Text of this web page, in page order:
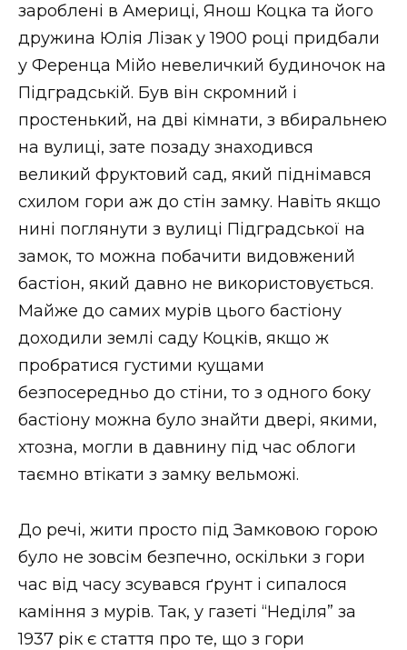
зароблені в Америці, Янош Коцка та його
дружина Юлія Лізак у 1900 році придбали
у Ференца Мійо невеличкий будиночок на
Підградській. Був він скромний і
простенький, на дві кімнати, з вбиральнею
на вулиці, зате позаду знаходився
великий фруктовий сад, який піднімався
схилом гори аж до стін замку. Навіть якщо
нині поглянути з вулиці Підградської на
замок, то можна побачити видовжений
бастіон, який давно не використовується.
Майже до самих мурів цього бастіону
доходили землі саду Коцків, якщо ж
пробратися густими кущами
безпосередньо до стіни, то з одного боку
бастіону можна було знайти двері, якими,
хтозна, могли в давнину під час облоги
таємно втікати з замку вельможі.
До речі, жити просто під Замковою горою
було не зовсім безпечно, оскільки з гори
час від часу зсувався ґрунт і сипалося
каміння з мурів. Так, у газеті “Неділя” за
1937 рік є стаття про те, що з гори